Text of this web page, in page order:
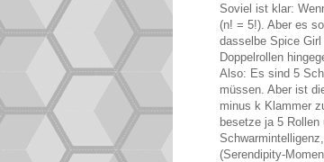
Soviel ist klar:
(n! = 5!). Aber es
dasselbe Spice
Doppelrollen
Also: Es sind 5
müssen. Aber ist
minus k Klammer
besetze ja 5
(Serendipity-